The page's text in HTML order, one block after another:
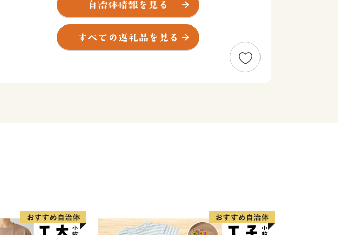
は整然とした田園風景が広がり、町全体が自然であふれています。
また、西部地域の馬見丘陵には、巣山古墳をはじめ、県を代表する
大きな古墳が多数存在し、歴史のロマンが色濃く息づくとともに、
真美ヶ丘ニュータウンの開発により、大都市近郊の良好な環境の新
様な方々の参加による個性あふれる地域づくりを行っていきます。
広陵町を「ふるさと」とする方だけでなく、町民の方、町内で働い